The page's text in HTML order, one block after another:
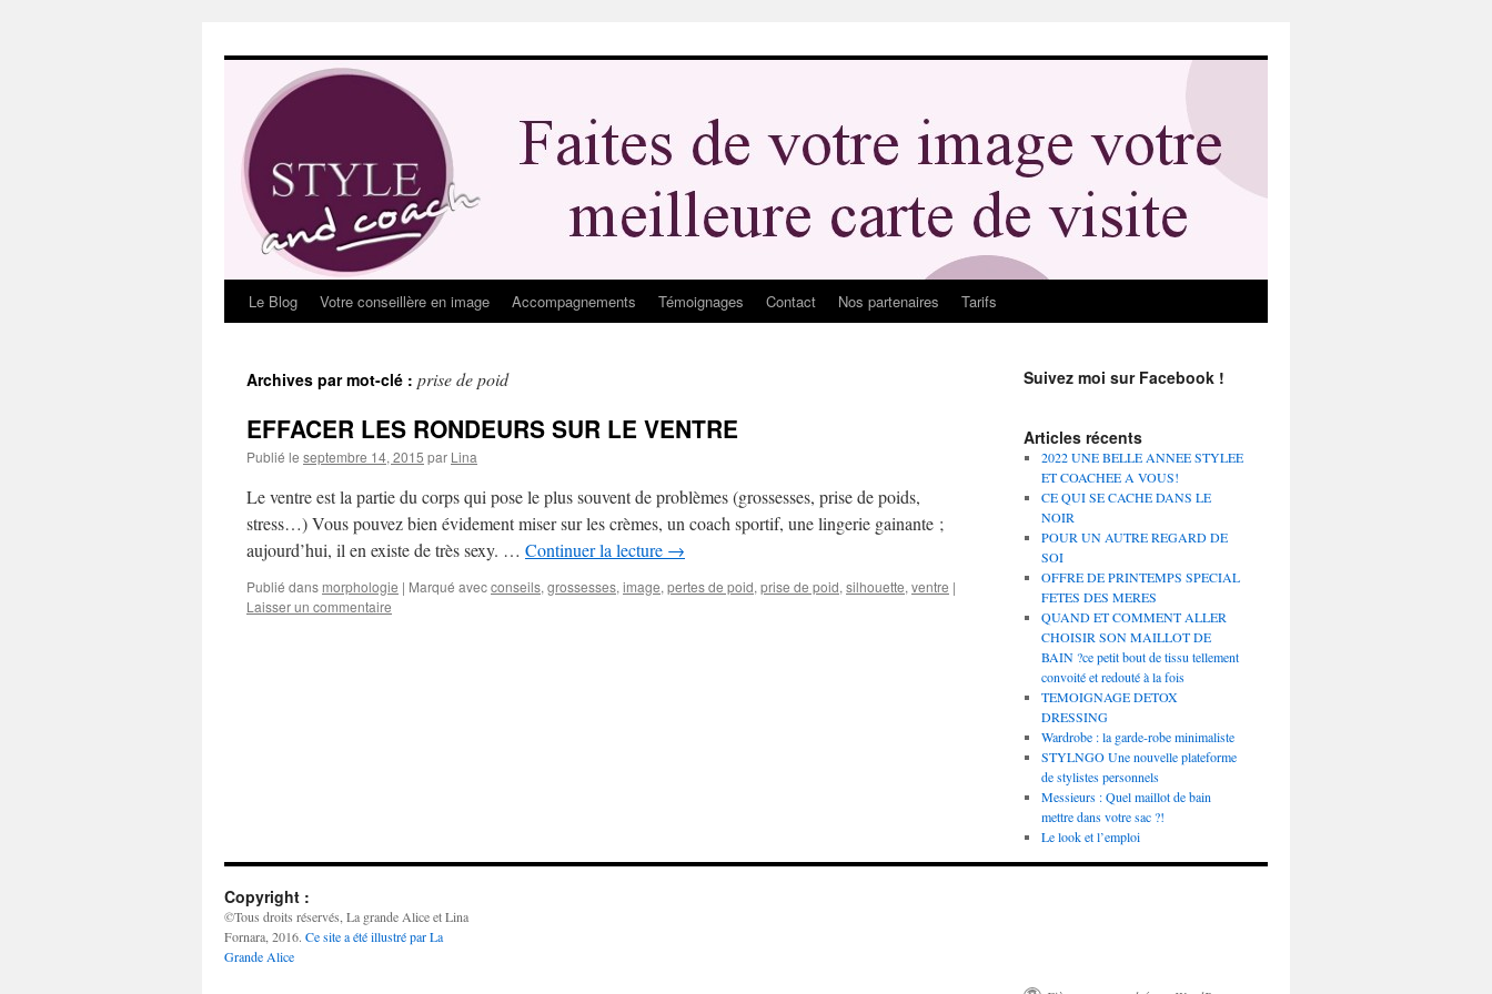
Le Blog Votre conseillère en image Accompagnements Témoignages Contact Nos partenaires Tarifs
Archives par mot-clé : prise de poid
EFFACER LES RONDEURS SUR LE VENTRE
Publié le septembre 14, 2015 par Lina
Le ventre est la partie du corps qui pose le plus souvent de problèmes (grossesses, prise de poids,
stress…) Vous pouvez bien évidement miser sur les crèmes, un coach sportif, une lingerie gainante ;
aujourd’hui, il en existe de très sexy. … Continuer la lecture →
Publié dans morphologie | Marqué avecconseils, grossesses, image, pertes de poid, prise de poid, silhouette, ventre |
Laisser un commentaire
Suivez moi sur Facebook !
Articles récents
2022 UNE BELLE ANNEE STYLEE
ET COACHEE A VOUS!
CE QUI SE CACHE DANS LE
NOIR
POUR UN AUTRE REGARD DE
SOI
OFFRE DE PRINTEMPS SPECIAL
FETES DES MERES
QUAND ET COMMENT ALLER
CHOISIR SON MAILLOT DE
BAIN ?ce petit bout de tissu tellement
convoité et redouté à la fois
TEMOIGNAGE DETOX
DRESSING
Wardrobe : la garde-robe minimaliste
STYLNGO Une nouvelle plateforme
de stylistes personnels
Messieurs : Quel maillot de bain
mettre dans votre sac ?!
Le look et l’emploi
Copyright :
©Tous droits réservés, La grande Alice et Lina
Fornara, 2016. Ce site a été illustré par La
Grande Alice